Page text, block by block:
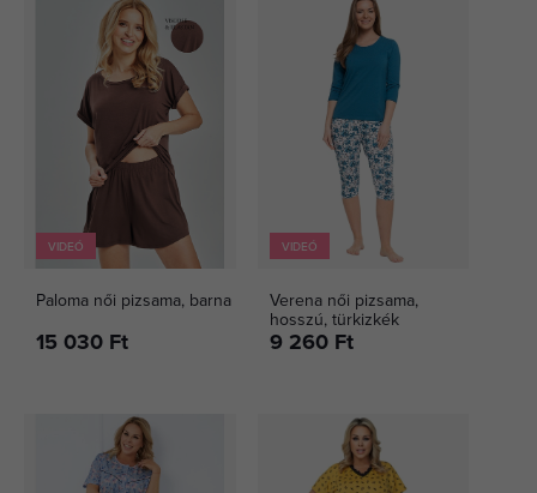
VIDEÓ
Paloma női pizsama, barna
15 030 Ft
VIDEÓ
Verena női pizsama,
hosszú, türkizkék
9 260 Ft